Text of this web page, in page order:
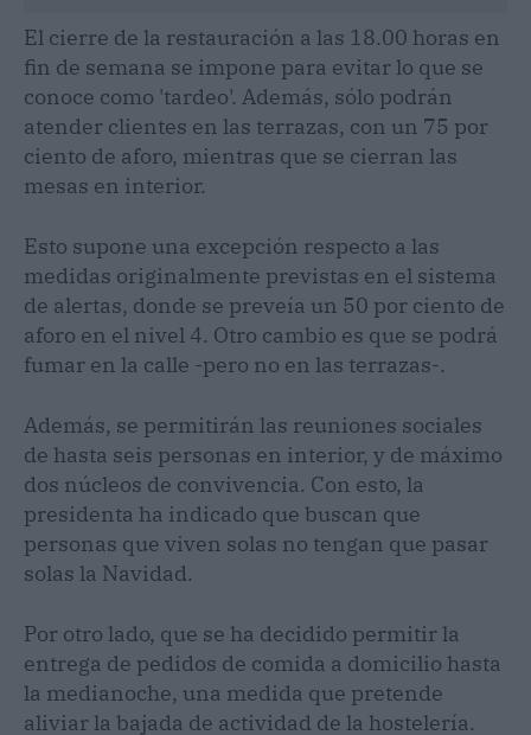
El cierre de la restauración a las 18.00 horas en
fin de semana se impone para evitar lo que se
conoce como 'tardeo'. Además, sólo podrán
atender clientes en las terrazas, con un 75 por
ciento de aforo, mientras que se cierran las
mesas en interior.
Esto supone una excepción respecto a las
medidas originalmente previstas en el sistema
de alertas, donde se preveía un 50 por ciento de
aforo en el nivel 4. Otro cambio es que se podrá
fumar en la calle -pero no en las terrazas-.
Además, se permitirán las reuniones sociales
de hasta seis personas en interior, y de máximo
dos núcleos de convivencia. Con esto, la
presidenta ha indicado que buscan que
personas que viven solas no tengan que pasar
solas la Navidad.
Por otro lado, que se ha decidido permitir la
entrega de pedidos de comida a domicilio hasta
la medianoche, una medida que pretende
aliviar la bajada de actividad de la hostelería.